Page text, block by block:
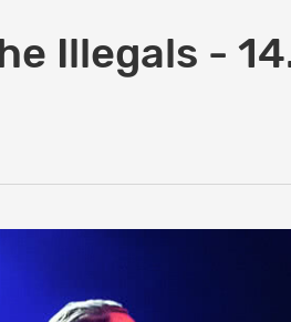
Illegals -